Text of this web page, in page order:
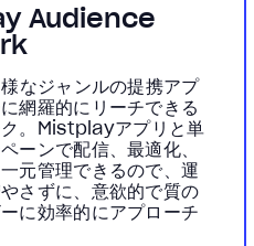
Audience
なジャンルの提携アプ
網羅的にリーチできる
。Mistplayアプリと単
ーンで配信、最適化、
元管理できるので、運
さずに、意欲的で質の
に効率的にアプローチ